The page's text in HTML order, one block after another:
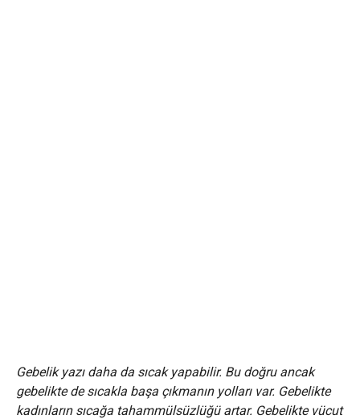
Gebelik yazı daha da sıcak yapabilir. Bu doğru ancak
gebelikte de sıcakla başa çıkmanın yolları var. Gebelikte
kadınların sıcağa tahammülsüzlüğü artar. Gebelikte vücut